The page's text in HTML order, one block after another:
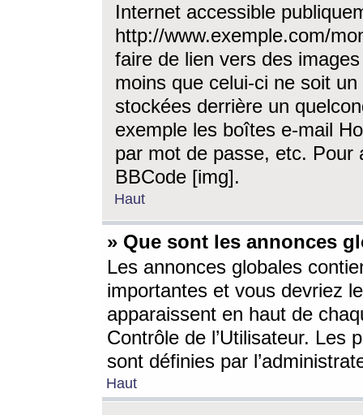
Internet accessible
http://www.exemple.com/
faire de lien vers des
moins que celui-ci ne soit
stockées derrière un
exemple les boîtes e-mail
par mot de passe, etc. Pour
BBCode [img].
Haut
» Que sont les annonces
Les annonces globales
importantes et vous devriez
apparaissent en haut de
Contrôle de l’Utilisateur. Les
sont définies par
Haut